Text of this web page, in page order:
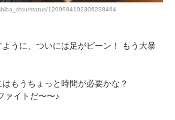
status/1209984102306238464
うに、ついには足がピーン！ もう大暴
もうちょっと時間が必要かな？
ァイトだ〜〜♪